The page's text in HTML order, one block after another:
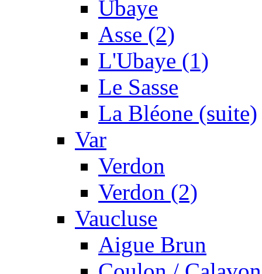
Ubaye
Asse (2)
L'Ubaye (1)
Le Sasse
La Bléone (suite)
Var
Verdon
Verdon (2)
Vaucluse
Aigue Brun